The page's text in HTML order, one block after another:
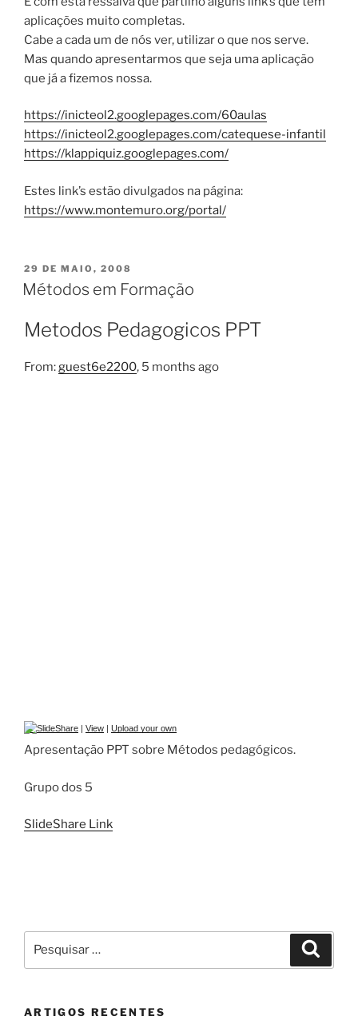
aplicações muito completas.
Cabe a cada um de nós ver, utilizar o que nos serve.
Mas quando apresentarmos que seja uma aplicação
que já a fizemos nossa.
https://inicteol2.googlepages.com/60aulas
https://inicteol2.googlepages.com/catequese-infantil
https://klappiquiz.googlepages.com/
Estes link’s estão divulgados na página:
https://www.montemuro.org/portal/
PUBLICADO
EM
29 DE MAIO, 2008
Métodos em Formação
Metodos Pedagogicos PPT
From:guest6e2200, 5 months ago
View Upload your own
Apresentação PPT sobre Métodos pedagógicos.
Grupo dos 5
SlideShare Link
por:
ARTIGOS RECENTES